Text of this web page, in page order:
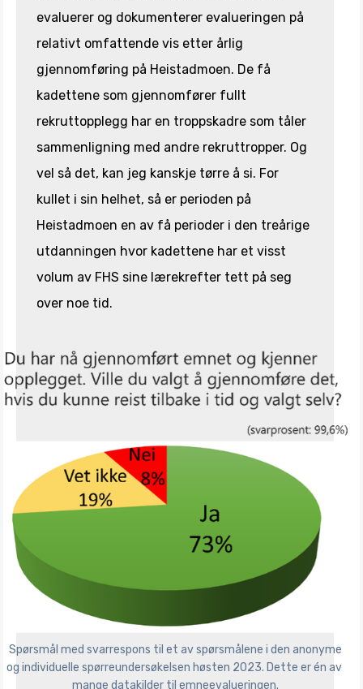
evaluerer og dokumenterer evalueringen på
relativt omfattende vis etter årlig
gjennomføring på Heistadmoen. De få
kadettene som gjennomfører fullt
rekruttopplegg har en troppskadre som tåler
sammenligning med andre rekruttropper. Og
vel så det, kan jeg kanskje tørre å si. For
kullet i sin helhet, så er perioden på
Heistadmoen en av få perioder i den treårige
utdanningen hvor kadettene har et visst
volum av FHS sine lærekrefter tett på seg
over noe tid.
og individuelle spørreundersøkelsen høsten 2023. Dette er én av
mange datakilder til emneevalueringen.